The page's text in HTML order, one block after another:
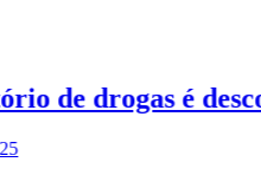
drogas é